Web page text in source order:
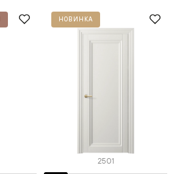
НОВИНКА
2501